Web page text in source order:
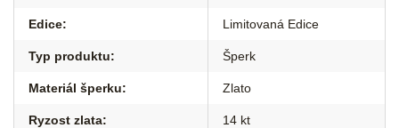
Edice: Limitovaná Edice
Typ produktu: Šperk
Materiál šperku: Zlato
Ryzost zlata: 14 kt